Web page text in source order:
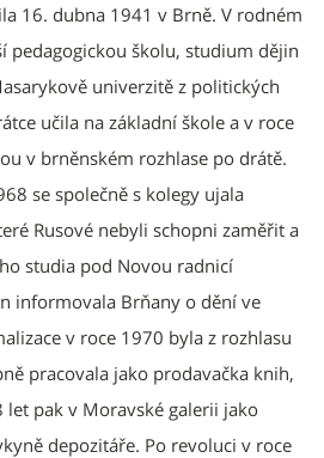
16. dubna 1941 v Brně. V rodném
pedagogickou školu, studium dějin
univerzitě z politických
učila na základní škole a v roce
v brněnském rozhlase po drátě.
se společně s kolegy ujala
Rusové nebyli schopni zaměřit a
studia pod Novou radnicí
informovala Brňany o dění ve
v roce 1970 byla z rozhlasu
pracovala jako prodavačka knih,
pak v Moravské galerii jako
depozitáře. Po revoluci v roce